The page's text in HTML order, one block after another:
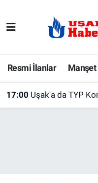
Resmi İlanlar Manşet
17:00 Uşak'a da TYP Kontenjanı
E-Gazete
Ekonomi
Uşak Hava
Uşak Trafik